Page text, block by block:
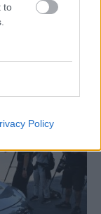
to
Policy